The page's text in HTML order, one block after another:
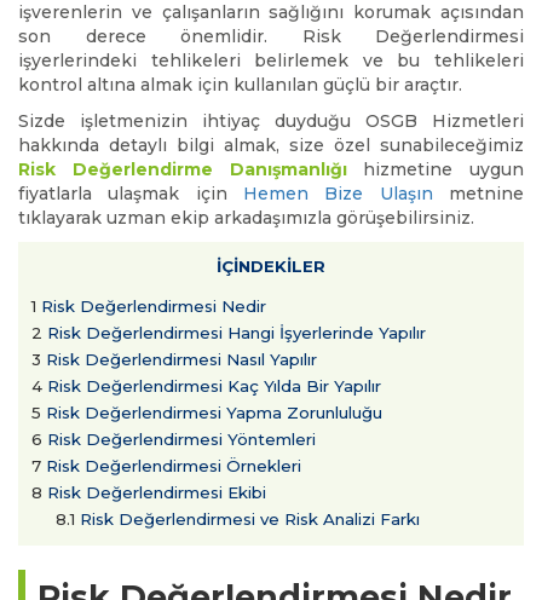
işverenlerin ve çalışanların sağlığını korumak açısından
son derece önemlidir. Risk Değerlendirmesi
işyerlerindeki tehlikeleri belirlemek ve bu tehlikeleri
kontrol altına almak için kullanılan güçlü bir araçtır.
Sizde işletmenizin ihtiyaç duyduğu OSGB Hizmetleri
hakkında detaylı bilgi almak, size özel sunabileceğimiz
Risk Değerlendirme Danışmanlığı hizmetine uygun
fiyatlarla ulaşmak için Hemen Bize Ulaşın metnine
tıklayarak uzman ekip arkadaşımızla görüşebilirsiniz.
İÇİNDEKİLER
1 Risk Değerlendirmesi Nedir
2 Risk Değerlendirmesi Hangi İşyerlerinde Yapılır
3 Risk Değerlendirmesi Nasıl Yapılır
4 Risk Değerlendirmesi Kaç Yılda Bir Yapılır
5 Risk Değerlendirmesi Yapma Zorunluluğu
6 Risk Değerlendirmesi Yöntemleri
7 Risk Değerlendirmesi Örnekleri
8 Risk Değerlendirmesi Ekibi
8.1 Risk Değerlendirmesi ve Risk Analizi Farkı